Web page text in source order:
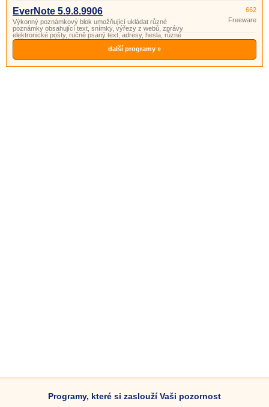
EverNote 5.9.8.9906
Výkonný poznámkový blok umožňující ukládat různé
poznámky obsahující text, snímky, výřezy z webů, zprávy
elektronické pošty, ručně psaný text, adresy, hesla, různé
náčrty, webové stránky, apod.
662
Freeware
další programy »
Programy, které si zaslouží Vaši pozornost